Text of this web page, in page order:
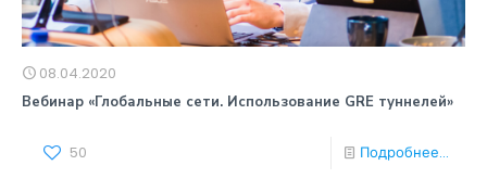
08.04.2020
Вебинар «Глобальные сети. Использование GRE туннелей»
50 Подробнее...